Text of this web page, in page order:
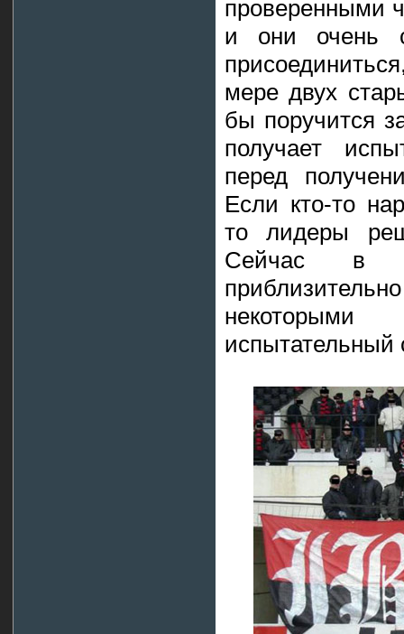
проверенными
и они очень
мере двух
бы поручится
получает
перед
Если кто-то
то лидеры
Сейчас в
испытательный